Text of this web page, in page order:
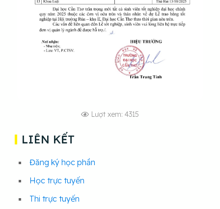
Lượt xem: 4315
LIÊN KẾT
Đăng ký học phần
Học trực tuyến
Thi trực tuyến